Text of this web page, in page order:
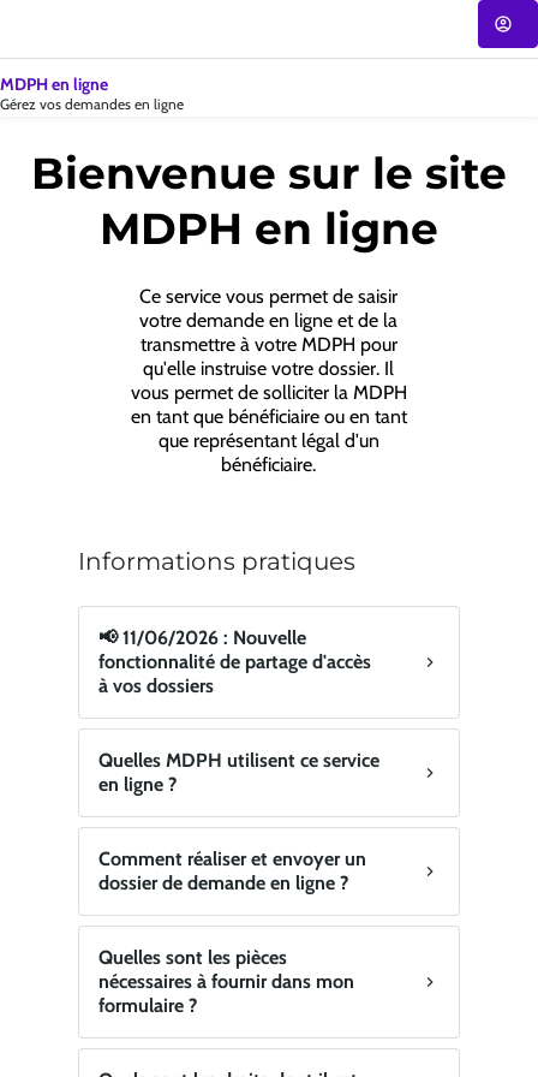
CNSA
MDPH en ligne
Gérez vos demandes en ligne
Bienvenue sur le site
MDPH en ligne
Ce service vous permet de saisir
votre demande en ligne et de la
transmettre à votre MDPH pour
qu'elle instruise votre dossier. Il
vous permet de solliciter la MDPH
en tant que bénéficiaire ou en tant
que représentant légal d'un
bénéficiaire.
Informations pratiques